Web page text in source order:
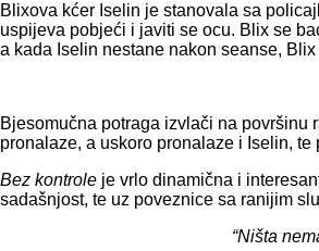
Blixova kćer Iselin je stanovala sa
uspijeva pobjeći i javiti se ocu. Blix se
a kada Iselin nestane nakon seanse,
Bjesomučna potraga izvlači na
pronalaze, a uskoro pronalaze i Iselin,
Bez kontrole je vrlo dinamična i
sadašnjost, te uz poveznice sa ranijim
“Ništa